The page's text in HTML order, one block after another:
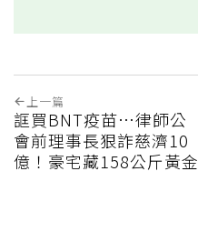
上一篇
誆買BNT疫苗…律師公
會前理事長狠詐慈濟10
億！豪宅藏158公斤黃金